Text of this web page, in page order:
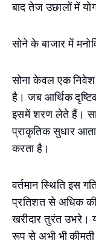
बाद तेज उछालों में
सोने के बाजार में
सोना केवल एक निवेश
है। जब आर्थिक
इसमें शरण लेते हैं।
प्राकृतिक सुधार
करता है।
वर्तमान स्थिति इस
प्रतिशत से अधिक की
खरीदार तुरंत उभरे।
रूप से अभी भी कीमती